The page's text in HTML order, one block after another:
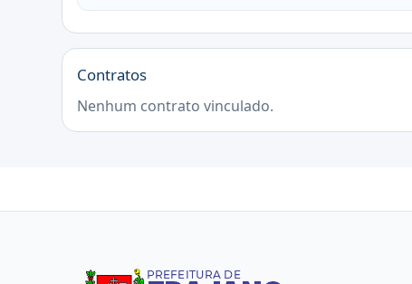
Contratos
Nenhum contrato vinculado.